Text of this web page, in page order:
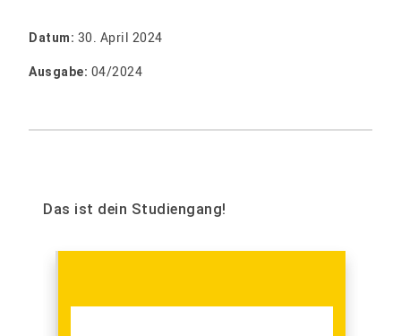
Datum: 30. April 2024
Ausgabe: 04/2024
Das ist dein Studiengang!